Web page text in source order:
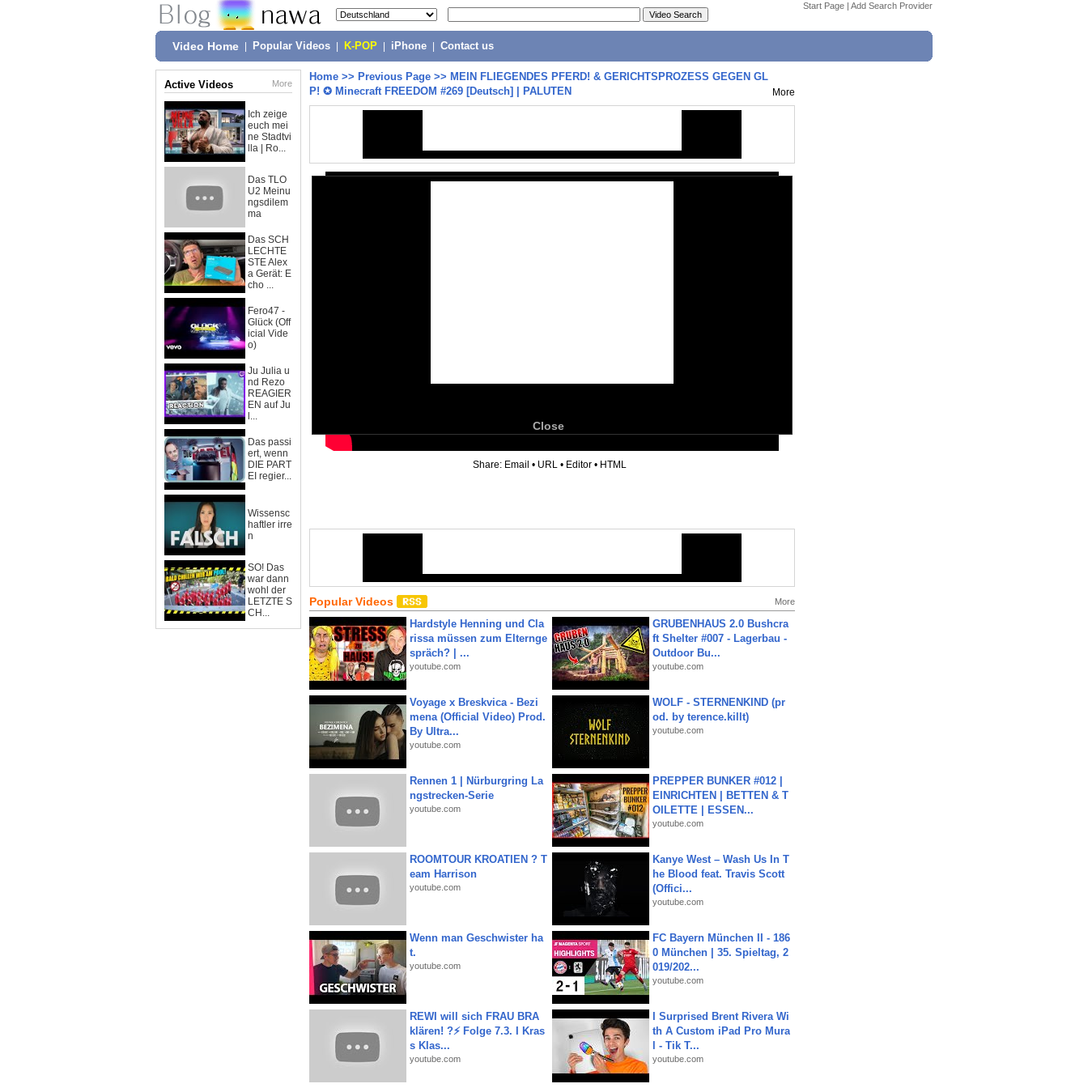
Start Page | Add Search Provider
Video Home Popular Videos K-POP iPhone Contact us
Active Videos More
Ich zeige
euch mei
ne Stadtvi
lla | Ro...
Das TLO
U2 Meinu
ngsdilem
ma
Das SCH
LECHTE
STE Alex
a Gerät: E
cho ...
Fero47 -
Glück (Off
icial Vide
o)
Ju Julia u
nd Rezo
REAGIER
EN auf Ju
l...
Das passi
ert, wenn
DIE PART
EI regier...
Wissensc
haftler irre
n
SO! Das
war dann
wohl der
LETZTE S
CH...
Home >> Previous Page >> MEIN FLIEGENDES PFERD! & GERICHTSPROZESS GEGEN GL
P! ✪ Minecraft FREEDOM #269 [Deutsch] | PALUTEN
More
Close
Share: Email • URL • Editor • HTML
Popular Videos More
Hardstyle Henning und Cla
rissa müssen zum Elternge
spräch? | ...
youtube.com
GRUBENHAUS 2.0 Bushcra
ft Shelter #007 - Lagerbau -
Outdoor Bu...
youtube.com
Voyage x Breskvica - Bezi
mena (Official Video) Prod.
By Ultra...
youtube.com
WOLF - STERNENKIND (pr
od. by terence.killt)
youtube.com
Rennen 1 | Nürburgring La
ngstrecken-Serie
youtube.com
PREPPER BUNKER #012 |
EINRICHTEN | BETTEN & T
OILETTE | ESSEN...
youtube.com
ROOMTOUR KROATIEN ? T
eam Harrison
youtube.com
Kanye West – Wash Us In T
he Blood feat. Travis Scott
(Offici...
youtube.com
Wenn man Geschwister ha
t.
youtube.com
FC Bayern München II - 186
0 München | 35. Spieltag, 2
019/202...
youtube.com
REWI will sich FRAU BRA
klären! ?⚡️ Folge 7.3. I Kras
s Klas...
youtube.com
I Surprised Brent Rivera Wi
th A Custom iPad Pro Mura
l - Tik T...
youtube.com